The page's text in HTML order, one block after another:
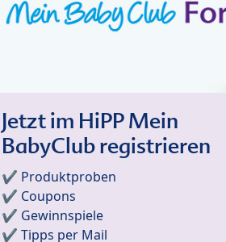
Jetzt im HiPP Mein
BabyClub registrieren
✔️ Produktproben
✔️ Coupons
✔️ Gewinnspiele
✔️ Tipps per Mail